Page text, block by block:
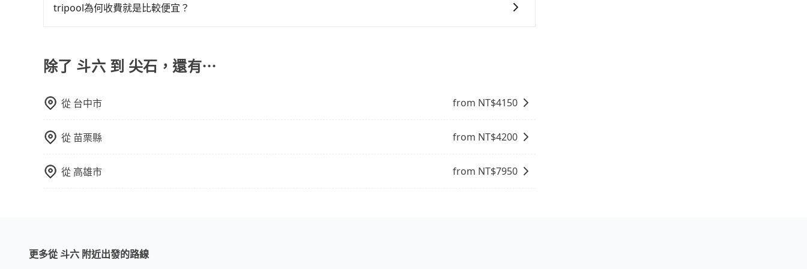
尖石的車，最快也是四小時後出發的車。
tripool為何收費就是比較便宜？
顧客評分較低的司機，且車輛均要求5年內新車，司機也絕對不會在車內吸煙，於新冠肺炎期間也絕對全程配戴
口罩。tripool之所以能將價格壓在市價7~8折的主因來自於自行研發的AI車輛調度演算法，能有效降低空車率，
能用更少的司機來服務更多的旅客，意味著使用到不熟悉的司機或者轉單給其他車行的情況比同行更低，如此便
午以前均可全額取消退費，如已經決定好要從斗六去尖石，請儘早下訂以把握最划算的價格。
除了 斗六 到 尖石，還有⋯
從 台中市 from NT$4150
從 苗栗縣 from NT$4200
從 高雄市 from NT$7950
更多從 斗六 附近出發的路線